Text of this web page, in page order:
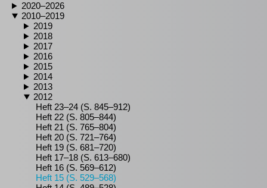
2020–2026
2010–2019
2019
2018
2017
2016
2015
2014
2013
2012
Heft 23–24 (S. 845–912)
Heft 22 (S. 805–844)
Heft 21 (S. 765–804)
Heft 20 (S. 721–764)
Heft 19 (S. 681–720)
Heft 17–18 (S. 613–680)
Heft 16 (S. 569–612)
Heft 15 (S. 529–568)